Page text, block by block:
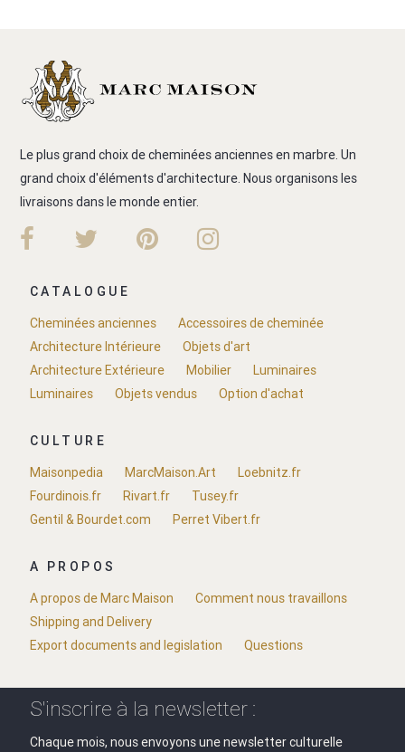
Le plus grand choix de cheminées anciennes en marbre. Un
grand choix d'éléments d'architecture. Nous organisons les
livraisons dans le monde entier.
CATALOGUE
Cheminées anciennes
Accessoires de cheminée
Architecture Intérieure
Objets d'art
Architecture Extérieure
Mobilier
Luminaires
Luminaires
Objets vendus Option d'achat
CULTURE
Maisonpedia
MarcMaison.Art
Loebnitz.fr
Fourdinois.fr
Rivart.fr
Tusey.fr
Gentil & Bourdet.com
Perret Vibert.fr
A PROPOS
A propos de Marc Maison
Comment nous travaillons
Shipping and Delivery
Export documents and legislation
Questions
S'inscrire à la newsletter :
Chaque mois, nous envoyons une newsletter culturelle